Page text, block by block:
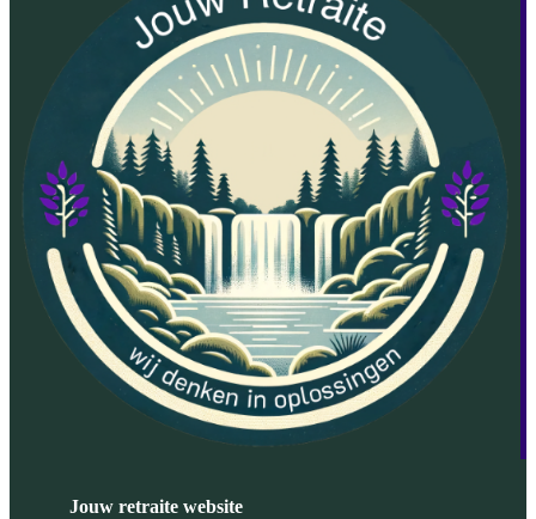
Jouw retraite website